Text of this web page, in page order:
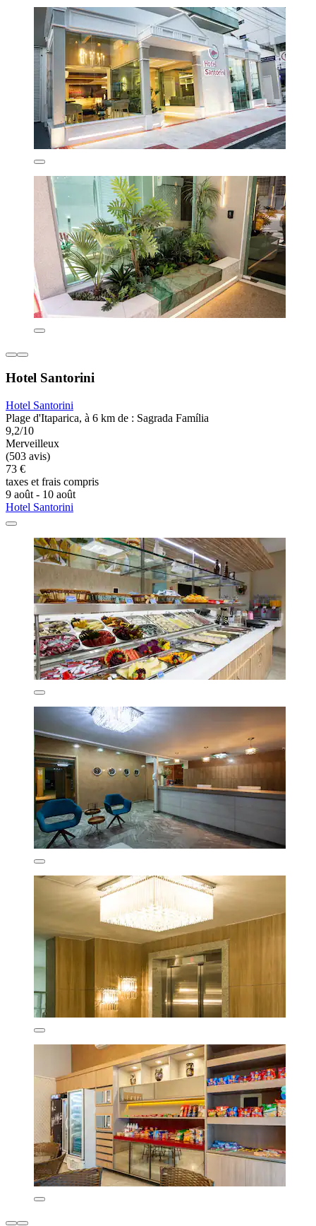
Hotel Santorini
Hotel Santorini
Plage d'Itaparica, à 6 km de : Sagrada Família
9,2/10
Merveilleux
(503 avis)
73 €
taxes et frais compris
9 août - 10 août
Hotel Santorini